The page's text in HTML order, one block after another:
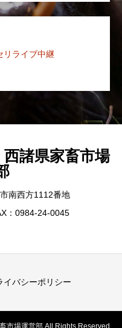
リライブ中継
諸県家畜市場
南西方1112番地
：0984-24-0045
イバシーポリシー
市場運営部 All Rights Reserved.